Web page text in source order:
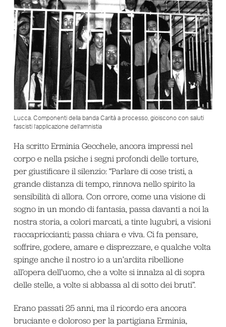
Lucca. Componenti della banda Carità a processo, gioiscono con saluti
fascisti l’applicazione dell’amnistia
Ha scritto Erminia Gecchele, ancora impressi nel
corpo e nella psiche i segni profondi delle torture,
per giustificare il silenzio: “Parlare di cose tristi, a
grande distanza di tempo, rinnova nello spirito la
sensibilità di allora. Con orrore, come una visione di
sogno in un mondo di fantasia, passa davanti a noi la
nostra storia, a colori marcati, a tinte lugubri, a visioni
raccapriccianti; passa chiara e viva. Ci fa pensare,
soffrire, godere, amare e disprezzare, e qualche volta
spinge anche il nostro io a un’ardita ribellione
all’opera dell’uomo, che a volte si innalza al di sopra
delle stelle, a volte si abbassa al di sotto dei bruti”.
Erano passati 25 anni, ma il ricordo era ancora
bruciante e doloroso per la partigiana Erminia,